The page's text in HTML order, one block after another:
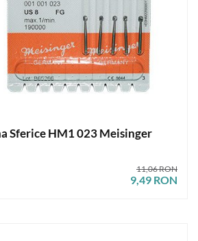
Sferice HM1 023 Meisinger
9,49 RON
11,06 RON